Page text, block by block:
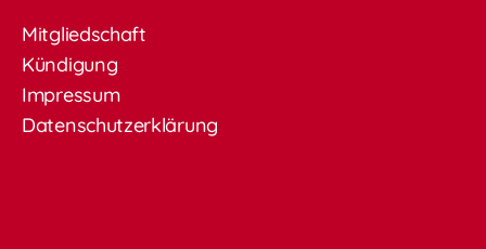
Mitgliedschaft
Kündigung
Impressum
Datenschutzerklärung